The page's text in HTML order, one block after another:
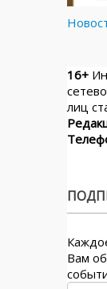
16+
лиц
Вам